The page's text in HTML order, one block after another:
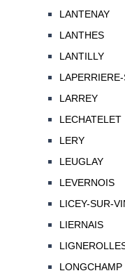
LANTENAY
LANTHES
LANTILLY
LARREY
LECHATELET
LERY
LEUGLAY
LEVERNOIS
LICEY-SUR-
LIERNAIS
LONGCHAMP